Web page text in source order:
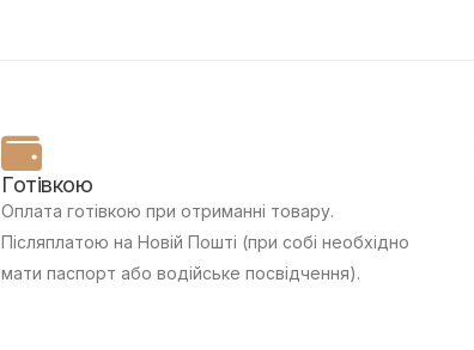
Готівкою
Оплата готівкою при отриманні товару.
Післяплатою на Новій Пошті (при собі необхідно
мати паспорт або водійське посвідчення).